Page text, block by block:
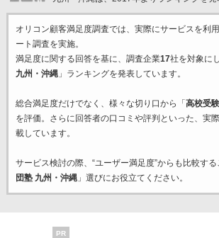
オリコン顧客満足度調査では、実際にサービスを利
ート調査を実施。
満足度に関する回答を基に、調査企業17社を対象に
九州・沖縄」ランキングを発表しています。
総合満足度だけでなく、様々な切り口から「 高校受
を評価。さらに回答者の口コミや評判といった、実
載しています。
サービス検討の際、“ユーザー満足度”からも比較する
団塾 九州・沖縄」選びにお役立てください。
PR